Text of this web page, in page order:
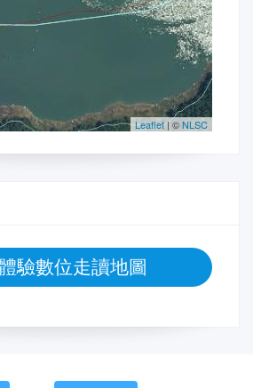
驗數位走讀地圖